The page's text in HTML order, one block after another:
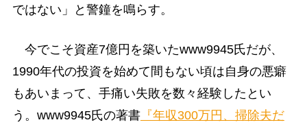
ではない」と警鐘を鳴らす。
今でこそ資産7億円を築いたwww9945氏だが、
1990年代の投資を始めて間もない頃は自身の悪癖
もあいまって、手痛い失敗を数々経験したとい
う。www9945氏の著書『年収300万円、掃除夫だ